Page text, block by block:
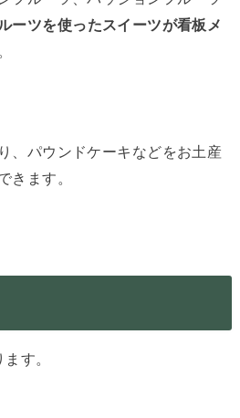
ーツを使ったスイーツが看板メ
、パウンドケーキなどをお土産
きます。
ます。